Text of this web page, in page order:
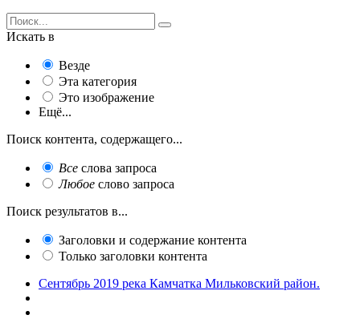
Искать в
Везде
Эта категория
Это изображение
Ещё...
Поиск контента, содержащего...
Все слова запроса
Любое слово запроса
Поиск результатов в...
Заголовки и содержание контента
Только заголовки контента
Сентябрь 2019 река Камчатка Мильковский район.